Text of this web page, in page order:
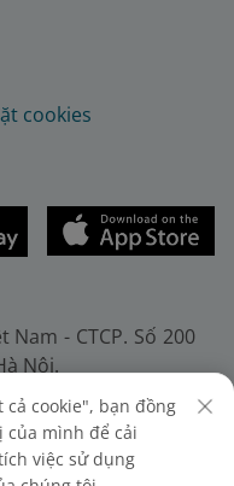
cookies
- CTCP. Số 200
Nội.
Fax: (+84-24)
nghiệp, mã số
cả cookie", bạn đồng
mình để cải
việc sử dụng